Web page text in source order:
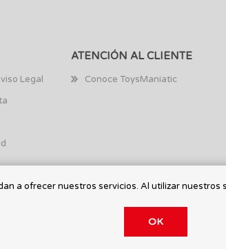
Legal
ATENCIÓN AL CLIENTE
Conoce ToysManiatic
a ofrecer nuestros servicios. Al utilizar nuestros
OK